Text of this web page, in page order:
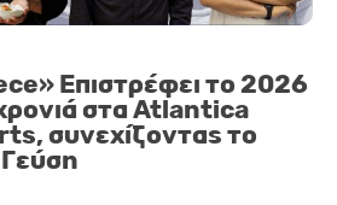
Επιστρέφει το 2026
στα Atlantica
συνεχίζοντας το